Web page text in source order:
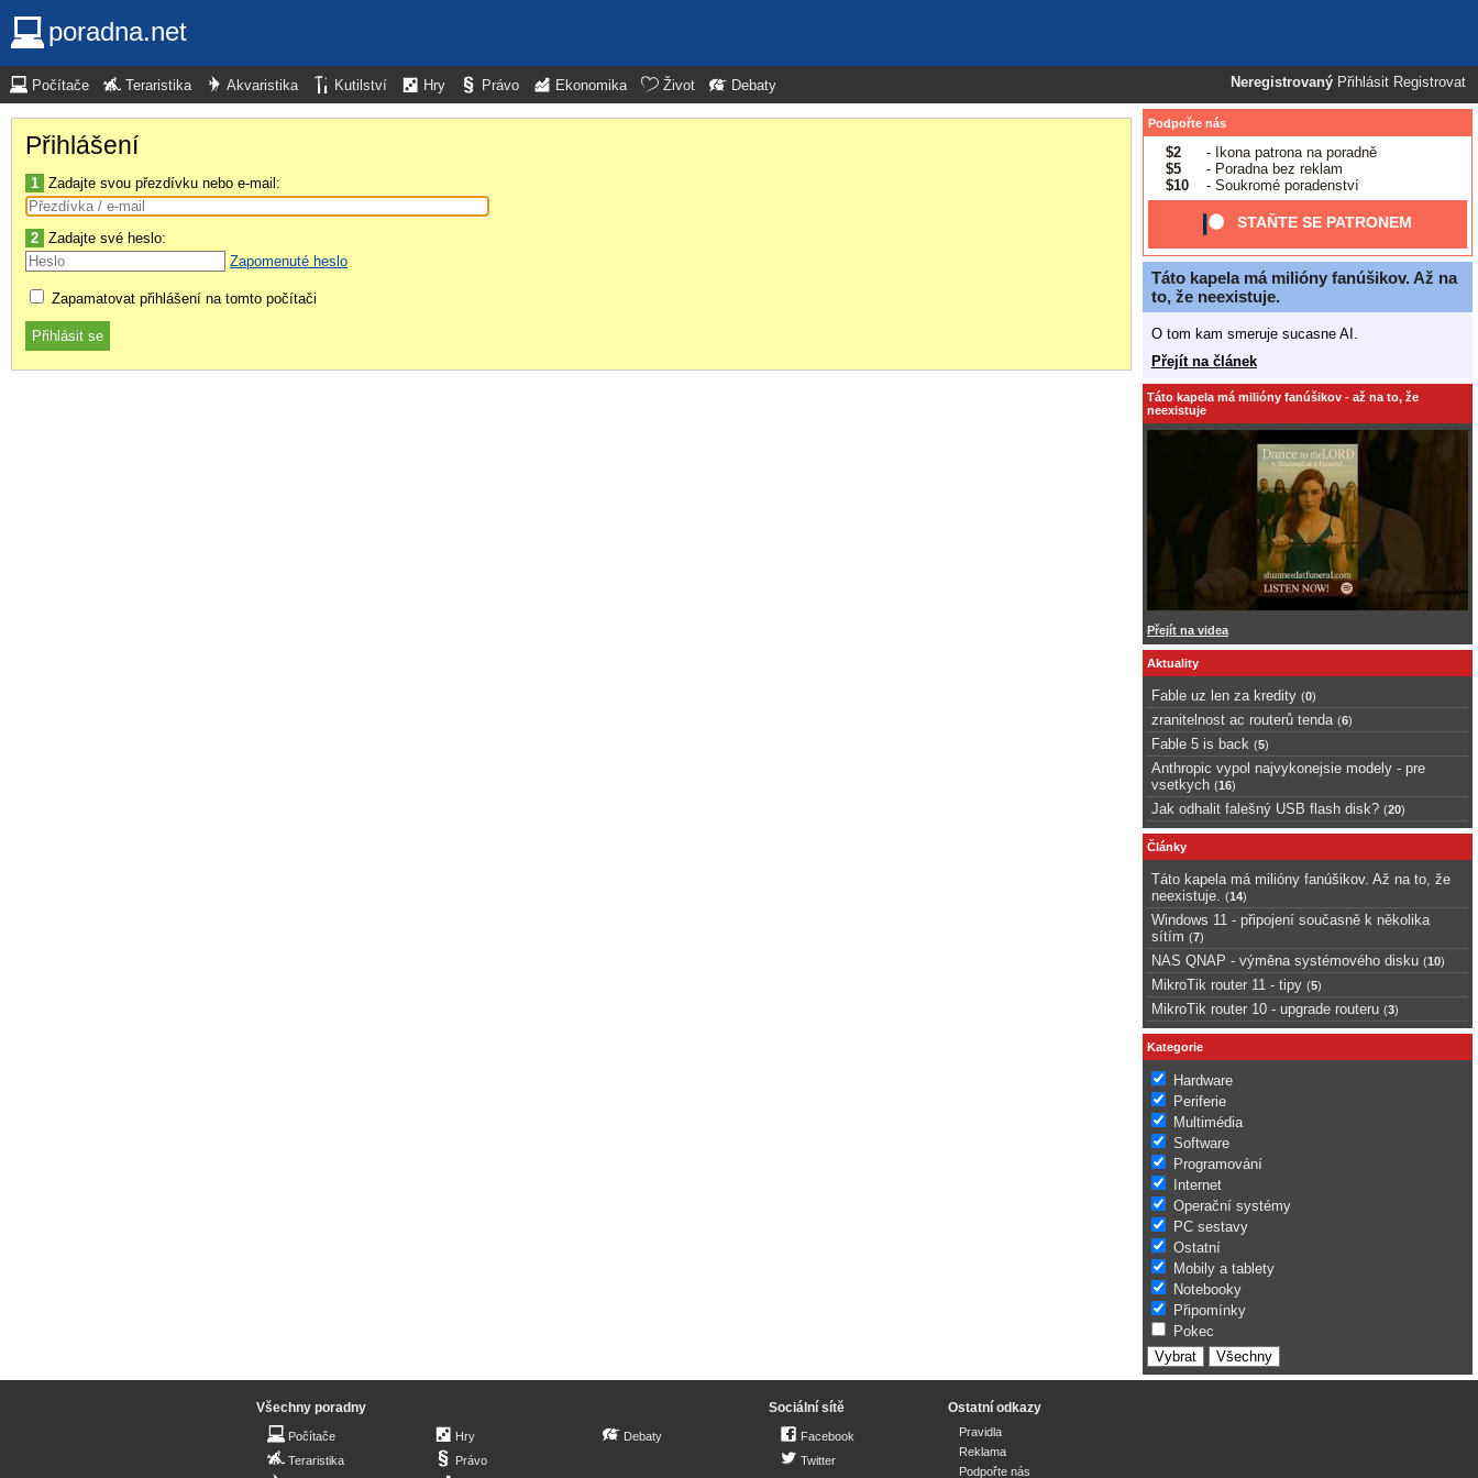
poradna.net
Neregistrovaný Přihlásit Registrovat
Počítače Teraristika Akvaristika Kutilství Hry Právo Ekonomika Život Debaty
Přihlášení
1 Zadajte svou přezdívku nebo e-mail:
2 Zadajte své heslo:
Zapomenuté heslo
Zapamatovat přihlášení na tomto počítači
Podpořte nás
$2
- Ikona patrona na poradně
$5
- Poradna bez reklam
$10
- Soukromé poradenství
STAŇTE SE PATRONEM
Táto kapela má milióny fanúšikov. Až na
to, že neexistuje.
O tom kam smeruje sucasne AI.
Přejít na článek
Táto kapela má milióny fanúšikov - až na to, že
neexistuje
Přejít na videa
Aktuality
Fable uz len za kredity (0)
zranitelnost ac routerů tenda (6)
Fable 5 is back (5)
Anthropic vypol najvykonejsie modely - pre
vsetkych (16)
Jak odhalit falešný USB flash disk? (20)
Články
Táto kapela má milióny fanúšikov. Až na to, že
neexistuje.
(14)
Windows 11 - připojení současně k několika
sítím (7)
NAS QNAP - výměna systémového disku (10)
MikroTik router 11 - tipy (5)
MikroTik router 10 - upgrade routeru (3)
Kategorie
Hardware
Periferie
Multimédia
Software
Programování
Internet
Operační systémy
PC sestavy
Ostatní
Mobily a tablety
Notebooky
Připomínky
Pokec
Všechny poradny
Počítače
Teraristika
Hry
Právo
Debaty
Sociální sítě
Facebook
Twitter
Ostatní odkazy
Pravidla
Reklama
Podpořte nás